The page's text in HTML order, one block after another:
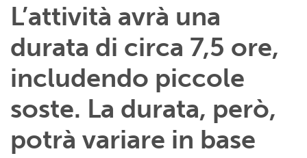
L’attività avrà una
durata di circa 7,5 ore,
includendo piccole
soste. La durata, però,
potrà variare in base